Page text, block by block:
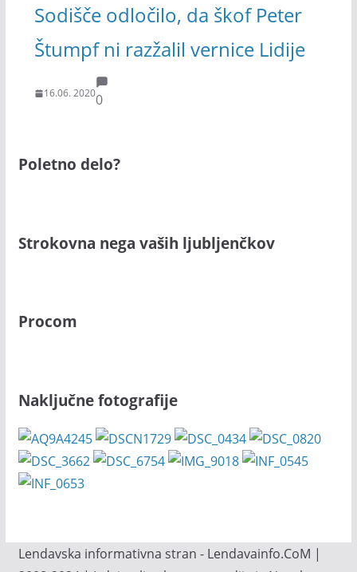
Sodišče odločilo, da škof Peter
Štumpf ni razžalil vernice Lidije
16.06. 20200
Poletno delo?
Strokovna nega vaših ljubljenčkov
Procom
Naključne fotografije
Lendavska informativna stran - Lendavainfo.CoM |